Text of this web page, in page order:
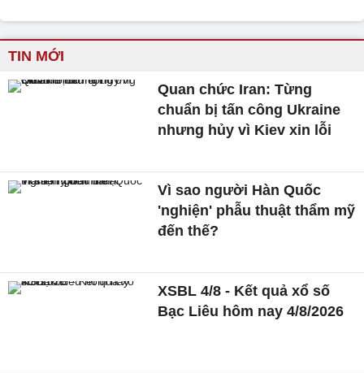
TIN MỚI
Quan chức Iran: Từng
chuẩn bị tấn công Ukraine
nhưng hủy vì Kiev xin lỗi
Vì sao người Hàn Quốc
'nghiện' phẫu thuật thẩm mỹ
đến thế?
XSBL 4/8 - Kết quả xổ số
Bạc Liêu hôm nay 4/8/2026